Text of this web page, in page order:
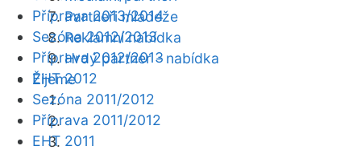
Partneři mládeže
Reklamní nabídka
Hrdý partner - nabídka
Žijeme
Příprava 2013/2014
Sezóna 2012/2013
Příprava 2012/2013
EHT 2012
Sezóna 2011/2012
Příprava 2011/2012
EHT 2011